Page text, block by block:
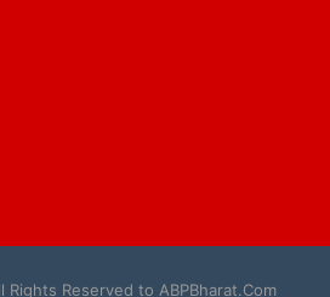
Reserved to ABPBharat.Com